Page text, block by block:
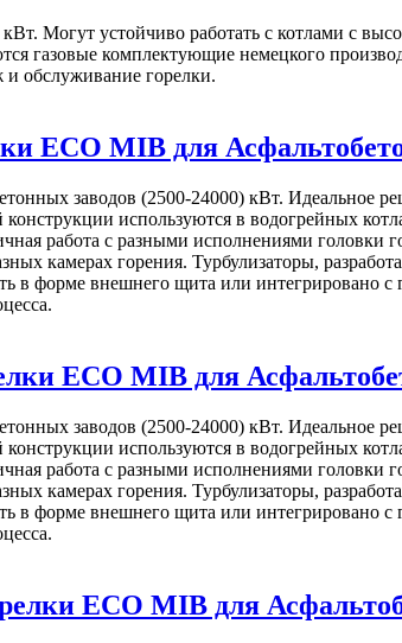
Могут устойчиво работать с котлами с
газовые комплектующие немецкого
и обслуживание горелки.
ECO MIB для
заводов (2500-24000) кВт. Идеальное
используются в водогрейных
работа с разными исполнениями
камерах горения. Турбулизаторы,
в форме внешнего щита или интегрировано
ECO MIB для
заводов (2500-24000) кВт. Идеальное
используются в водогрейных
работа с разными исполнениями
камерах горения. Турбулизаторы,
в форме внешнего щита или интегрировано
ECO MIB для